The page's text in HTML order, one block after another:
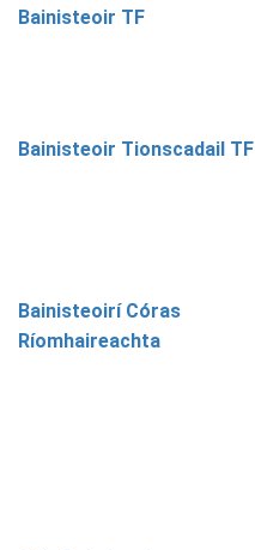
Bainisteoir TF
Bainisteoir Tionscadail TF
Bainisteoirí Córas
Ríomhaireachta